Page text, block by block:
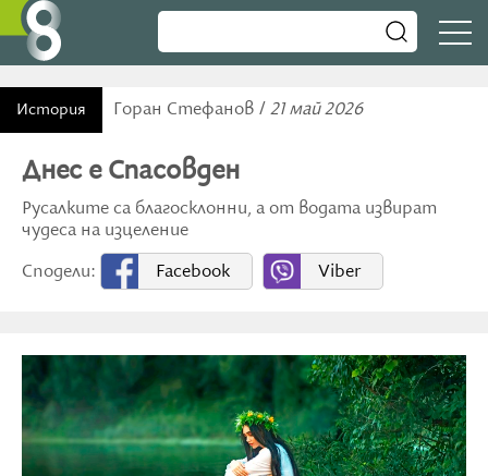
История Горан Стефанов / 21 май 2026
Днес е Спасовден
Русалките са благосклонни, а от водата извират
чудеса на изцеление
Сподели:
Facebook Viber